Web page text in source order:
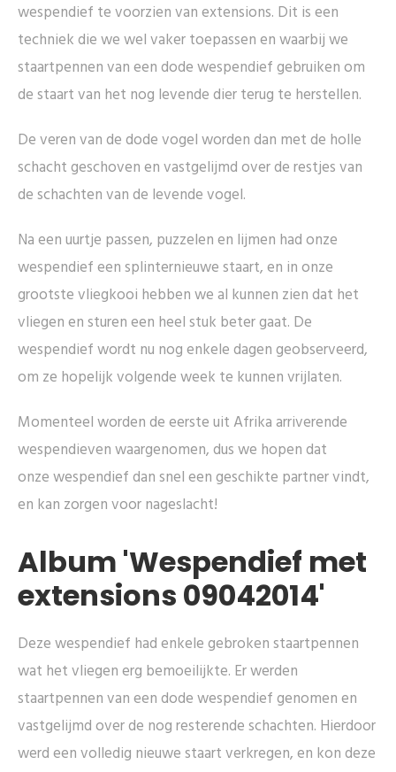
wespendief te voorzien van extensions. Dit is een
techniek die we wel vaker toepassen en waarbij we
staartpennen van een dode wespendief gebruiken om
de staart van het nog levende dier terug te herstellen.
De veren van de dode vogel worden dan met de holle
schacht geschoven en vastgelijmd over de restjes van
de schachten van de levende vogel.
Na een uurtje passen, puzzelen en lijmen had onze
wespendief een splinternieuwe staart, en in onze
grootste vliegkooi hebben we al kunnen zien dat het
vliegen en sturen een heel stuk beter gaat. De
wespendief wordt nu nog enkele dagen geobserveerd,
om ze hopelijk volgende week te kunnen vrijlaten.
Momenteel worden de eerste uit Afrika arriverende
wespendieven waargenomen, dus we hopen dat
onze wespendief dan snel een geschikte partner vindt,
en kan zorgen voor nageslacht!
Album 'Wespendief met
extensions 09042014'
Deze wespendief had enkele gebroken staartpennen
wat het vliegen erg bemoeilijkte. Er werden
staartpennen van een dode wespendief genomen en
vastgelijmd over de nog resterende schachten. Hierdoor
werd een volledig nieuwe staart verkregen, en kon deze